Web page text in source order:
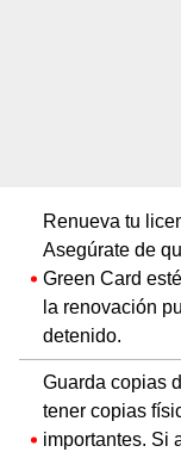
Renueva tu
Asegúrate de
Green Card
la renovación
detenido.
Guarda copias
tener copias
importantes. Si